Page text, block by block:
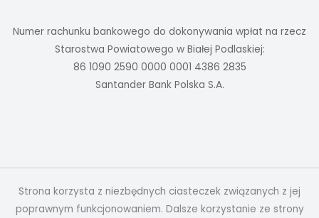
Numer rachunku bankowego do dokonywania wpłat na rzecz
Starostwa Powiatowego w Białej Podlaskiej:
86 1090 2590 0000 0001 4386 2835
Santander Bank Polska S.A.
Strona korzysta z niezbędnych ciasteczek związanych z jej
poprawnym funkcjonowaniem. Dalsze korzystanie ze strony